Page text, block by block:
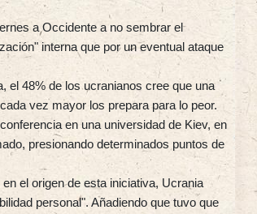
a Occidente a no sembrar el
interna que por un eventual ataque
el 48% de los ucranianos cree que una
vez mayor los prepara para lo peor.
en una universidad de Kiev, en
presionando determinados puntos de
el origen de esta iniciativa, Ucrania
personal". Añadiendo que tuvo que